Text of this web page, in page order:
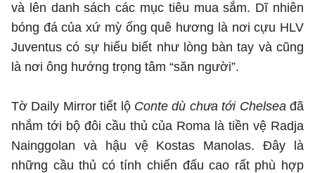
và lên danh sách các mục tiêu mua sắm. Dĩ nhiên
bóng đá của xứ mỳ ống quê hương là nơi cựu HLV
Juventus có sự hiểu biết như lòng bàn tay và cũng
là nơi ông hướng trọng tâm “săn người”.
Tờ Daily Mirror tiết lộ Conte dù chưa tới Chelseađã
nhắm tới bộ đôi cầu thủ của Roma là tiền vệ Radja
Nainggolan và hậu vệ Kostas Manolas. Đây là
những cầu thủ có tính chiến đấu cao rất phù hợp